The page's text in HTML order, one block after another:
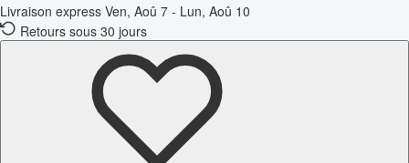
Livraison express Ven, Aoû 7 - Lun, Aoû 10
Retours sous 30 jours